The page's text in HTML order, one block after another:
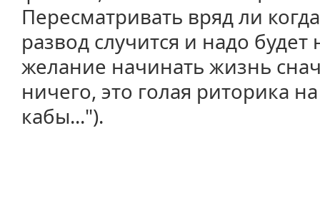
Пересматривать вряд ли
развод случится и надо
желание начинать жизнь
ничего, это голая риторика
кабы...").